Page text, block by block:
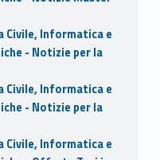
Civile, Informatica e
- Notizie per la
Civile, Informatica e
- Notizie per la
Civile, Informatica e